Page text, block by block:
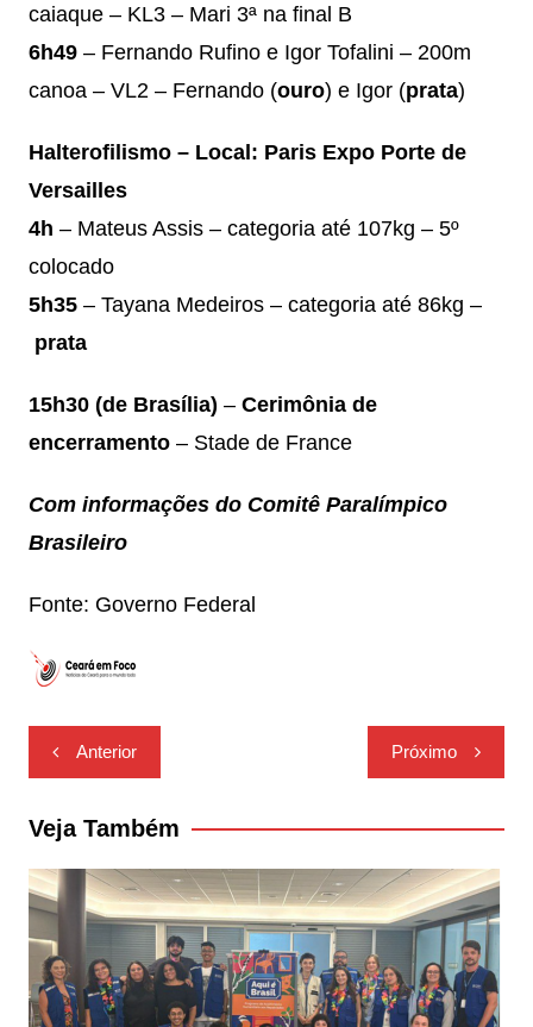
caiaque – KL3 – Mari 3ª na final B
6h49– Fernando Rufino e Igor Tofalini – 200m
canoa – VL2 – Fernando (ouro) e Igor (prata)
Halterofilismo – Local: Paris Expo Porte de
Versailles
4h – Mateus Assis – categoria até 107kg – 5º
colocado
5h35– Tayana Medeiros – categoria até 86kg –
prata
15h30 (de Brasília) – Cerimônia de
encerramento– Stade de France
Com informações do Comitê Paralímpico
Brasileiro
Fonte: Governo Federal
Navegação
de
Post
Anterior Próximo
Veja Também